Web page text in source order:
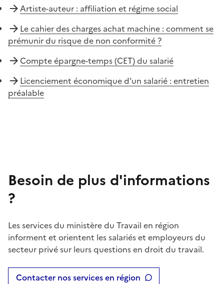
Artiste-auteur : affiliation et régime social
Le cahier des charges achat machine : comment se
prémunir du risque de non conformité ?
Compte épargne-temps (CET) du salarié
Licenciement économique d'un salarié : entretien
préalable
Besoin de plus d'informations
?
Les services du ministère du Travail en région
informent et orientent les salariés et employeurs du
secteur privé sur leurs questions en droit du travail.
Contacter nos services en région